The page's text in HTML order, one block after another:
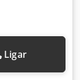
Ligar